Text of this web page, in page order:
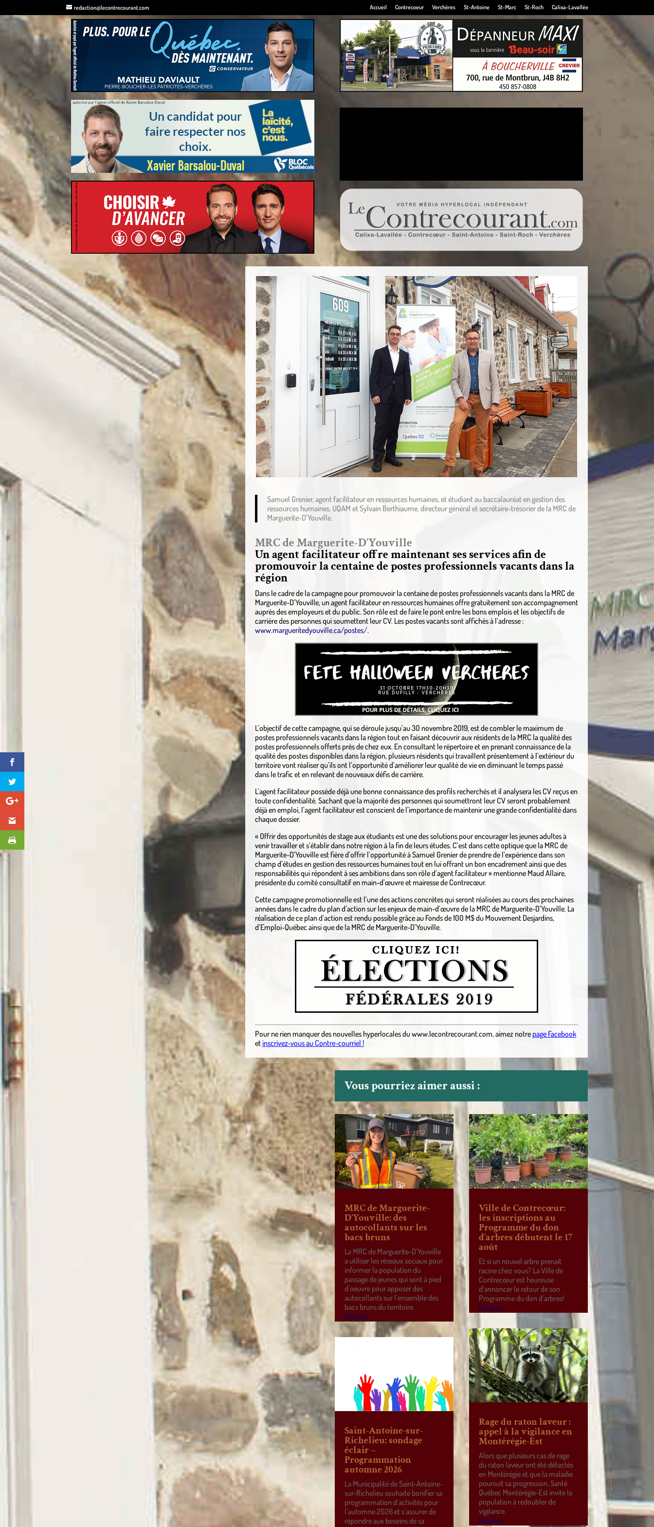
redaction@lecontrecourant.com Accueil Contrecoeur Verchères St-Antoine St-Marc St-Roch Calixa-Lavallée
Samuel Grenier, agent facilitateur en ressources humaines, et étudiant au baccalauréat en gestion des
ressources humaines, UQAM et Sylvain Berthiaume, directeur général et secrétaire-trésorier de la MRC de
Marguerite-D’Youville.
MRC de Marguerite-D’Youville
Un agent facilitateur offre maintenant ses services afin de
promouvoir la centaine de postes professionnels vacants dans la
région
Dans le cadre de la campagne pour promouvoir la centaine de postes professionnels vacants dans la MRC de
Marguerite-D’Youville, un agent facilitateur en ressources humaines offre gratuitement son accompagnement
auprès des employeurs et du public. Son rôle est de faire le pont entre les bons emplois et les objectifs de
carrière des personnes qui soumettent leur CV. Les postes vacants sont affichés à l’adresse :
www.margueritedyouville.ca/postes/.
L’objectif de cette campagne, qui se déroule jusqu’au 30 novembre 2019, est de combler le maximum de
postes professionnels vacants dans la région tout en faisant découvrir aux résidents de la MRC la qualité des
postes professionnels offerts près de chez eux. En consultant le répertoire et en prenant connaissance de la
qualité des postes disponibles dans la région, plusieurs résidents qui travaillent présentement à l’extérieur du
territoire vont réaliser qu’ils ont l’opportunité d’améliorer leur qualité de vie en diminuant le temps passé
dans le trafic et en relevant de nouveaux défis de carrière.
L’agent facilitateur possède déjà une bonne connaissance des profils recherchés et il analysera les CV reçus en
toute confidentialité. Sachant que la majorité des personnes qui soumettront leur CV seront probablement
déjà en emploi, l’agent facilitateur est conscient de l’importance de maintenir une grande confidentialité dans
chaque dossier.
« Offrir des opportunités de stage aux étudiants est une des solutions pour encourager les jeunes adultes à
venir travailler et s’établir dans notre région à la fin de leurs études. C’est dans cette optique que la MRC de
Marguerite-D’Youville est fière d’offrir l’opportunité à Samuel Grenier de prendre de l’expérience dans son
champ d’études en gestion des ressources humaines tout en lui offrant un bon encadrement ainsi que des
responsabilités qui répondent à ses ambitions dans son rôle d’agent facilitateur » mentionne Maud Allaire,
présidente du comité consultatif en main-d’œuvre et mairesse de Contrecœur.
Cette campagne promotionnelle est l’une des actions concrètes qui seront réalisées au cours des prochaines
années dans le cadre du plan d’action sur les enjeux de main-d’œuvre de la MRC de Marguerite-D’Youville. La
réalisation de ce plan d’action est rendu possible grâce au Fonds de 100 M$ du Mouvement Desjardins,
d’Emploi-Québec ainsi que de la MRC de Marguerite-D’Youville.
Pour ne rien manquer des nouvelles hyperlocalesduwww.lecontrecourant.com,aimez notre page Facebook
etinscrivez-vous au Contre-courriel !
Vous pourriez aimer aussi :
MRC de Marguerite-
D’Youville: des
autocollants sur les
bacs bruns
La MRC de Marguerite-D’Youville
a utiliser les réseaux sociaux pour
informer la population du
passage de jeunes qui sont à pied
d’oeuvre pour apposer des
autocollants sur l’ensemble des
bacs bruns du territoire.
lire plus
Saint-Antoine-sur-
Richelieu: sondage
éclair –
Programmation
automne 2026
La Municipalité de Saint-Antoine-
sur-Richelieu souhaite bonifier sa
programmation d’activités pour
l’automne 2026 et s’assurer de
répondre aux besoins de sa
Ville de Contrecœur:
les inscriptions au
Programme du don
d’arbres débutent le 17
août
Et si un nouvel arbre prenait
racine chez vous? La Ville de
Contrecœur est heureuse
d’annoncer le retour de son
Programme du don d’arbres!
lire plus
Rage du raton laveur :
appel à la vigilance en
Montérégie-Est
Alors que plusieurs cas de rage
du raton laveur ont été détectés
en Montérégie et que la maladie
poursuit sa progression, Santé
Québec Montérégie-Est invite la
population à redoubler de
vigilance.
lire plus